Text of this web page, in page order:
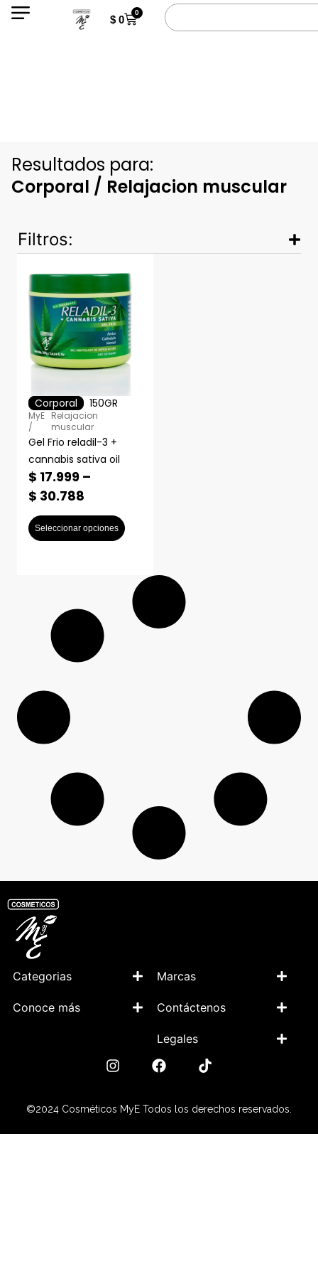
$ 0
0
Resultados para:
Corporal / Relajacion muscular
Filtros:
Corporal 150GR
MyE
/
Relajacion
muscular
Gel Frio reladil-3 +
cannabis sativa oil
$ 17.999 –
$ 30.788
Seleccionar opciones
Categorias
Conoce más
Marcas
Contáctenos
Legales
©2024 Cosméticos MyE Todos los derechos reservados.